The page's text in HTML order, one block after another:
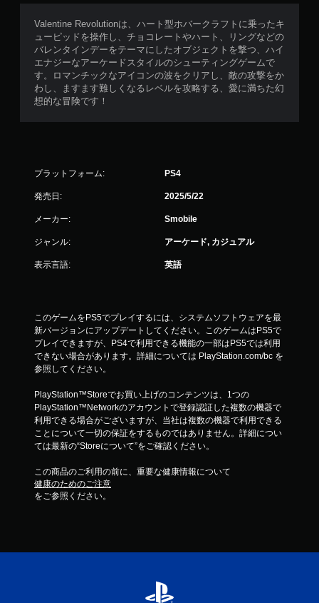
Valentine Revolutionは、ハート型ホバークラフトに乗ったキ
ューピッドを操作し、チョコレートやハート、リングなどの
バレンタインデーをテーマにしたオブジェクトを撃つ、ハイ
エナジーなアーケードスタイルのシューティングゲームで
す。ロマンチックなアイコンの波をクリアし、敵の攻撃をか
わし、ますます難しくなるレベルを攻略する、愛に満ちた幻
想的な冒険です！
プラットフォーム: PS4
発売日: 2025/5/22
メーカー: Smobile
ジャンル: アーケード, カジュアル
表示言語: 英語
このゲームをPS5でプレイするには、システムソフトウェアを最
新バージョンにアップデートしてください。このゲームはPS5で
プレイできますが、PS4で利用できる機能の一部はPS5では利用
できない場合があります。詳細については PlayStation.com/bc を
参照してください。
PlayStation™Storeでお買い上げのコンテンツは、1つの
PlayStation™Networkのアカウントで登録認証した複数の機器で
利用できる場合がございますが、当社は複数の機器で利用できる
ことについて一切の保証をするものではありません。詳細につい
ては最新の“Storeについて”をご確認ください。
この商品のご利用の前に、重要な健康情報について
健康のためのご注意
をご参照ください。